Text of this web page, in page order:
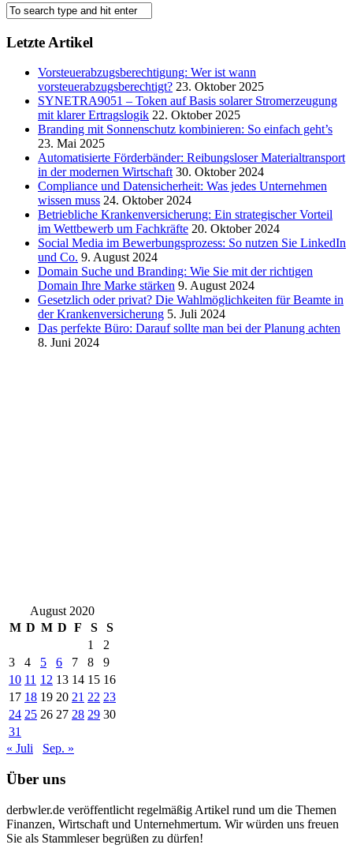
Letzte Artikel
Vorsteuerabzugsberechtigung: Wer ist wann
vorsteuerabzugsberechtigt? 23. Oktober 2025
SYNETRA9051 – Token auf Basis solarer Stromerzeugung
mit klarer Ertragslogik 22. Oktober 2025
Branding mit Sonnenschutz kombinieren: So einfach geht’s
23. Mai 2025
Automatisierte Förderbänder: Reibungsloser Materialtransport
in der modernen Wirtschaft 30. Oktober 2024
Compliance und Datensicherheit: Was jedes Unternehmen
wissen muss 24. Oktober 2024
Betriebliche Krankenversicherung: Ein strategischer Vorteil
im Wettbewerb um Fachkräfte 20. Oktober 2024
Social Media im Bewerbungsprozess: So nutzen Sie LinkedIn
und Co. 9. August 2024
Domain Suche und Branding: Wie Sie mit der richtigen
Domain Ihre Marke stärken 9. August 2024
Gesetzlich oder privat? Die Wahlmöglichkeiten für Beamte in
der Krankenversicherung 5. Juli 2024
Das perfekte Büro: Darauf sollte man bei der Planung achten
8. Juni 2024
August 2020
M D M D F S
S
1
2
3
4 5 6 7 8
9
10 11 12 13 14 15 16
17 18 19 20 21 22 23
24 25 26 27 28 29 30
31
« Juli
Sep. »
Über uns
derbwler.de veröffentlicht regelmäßig Artikel rund um die Themen
Finanzen, Wirtschaft und Unternehmertum. Wir würden uns freuen
Sie als Stammleser begrüßen zu dürfen!